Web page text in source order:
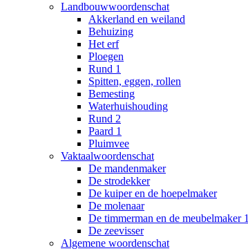
Landbouwwoordenschat
Akkerland en weiland
Behuizing
Het erf
Ploegen
Rund 1
Spitten, eggen, rollen
Bemesting
Waterhuishouding
Rund 2
Paard 1
Pluimvee
Vaktaalwoordenschat
De mandenmaker
De strodekker
De kuiper en de hoepelmaker
De molenaar
De timmerman en de meubelmaker 1
De zeevisser
Algemene woordenschat